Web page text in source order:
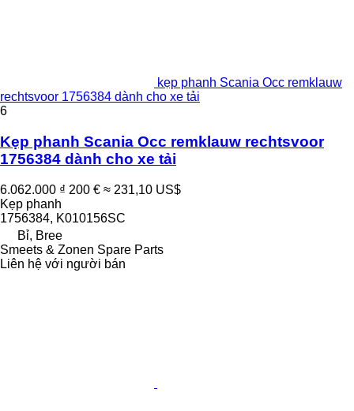
kẹp phanh Scania Occ remklauw
rechtsvoor 1756384 dành cho xe tải
6
Kẹp phanh Scania Occ remklauw rechtsvoor
1756384 dành cho xe tải
6.062.000 ₫ 200 € ≈ 231,10 US$
Kẹp phanh
1756384, K010156SC
Bỉ, Bree
Smeets & Zonen Spare Parts
Liên hệ với người bán